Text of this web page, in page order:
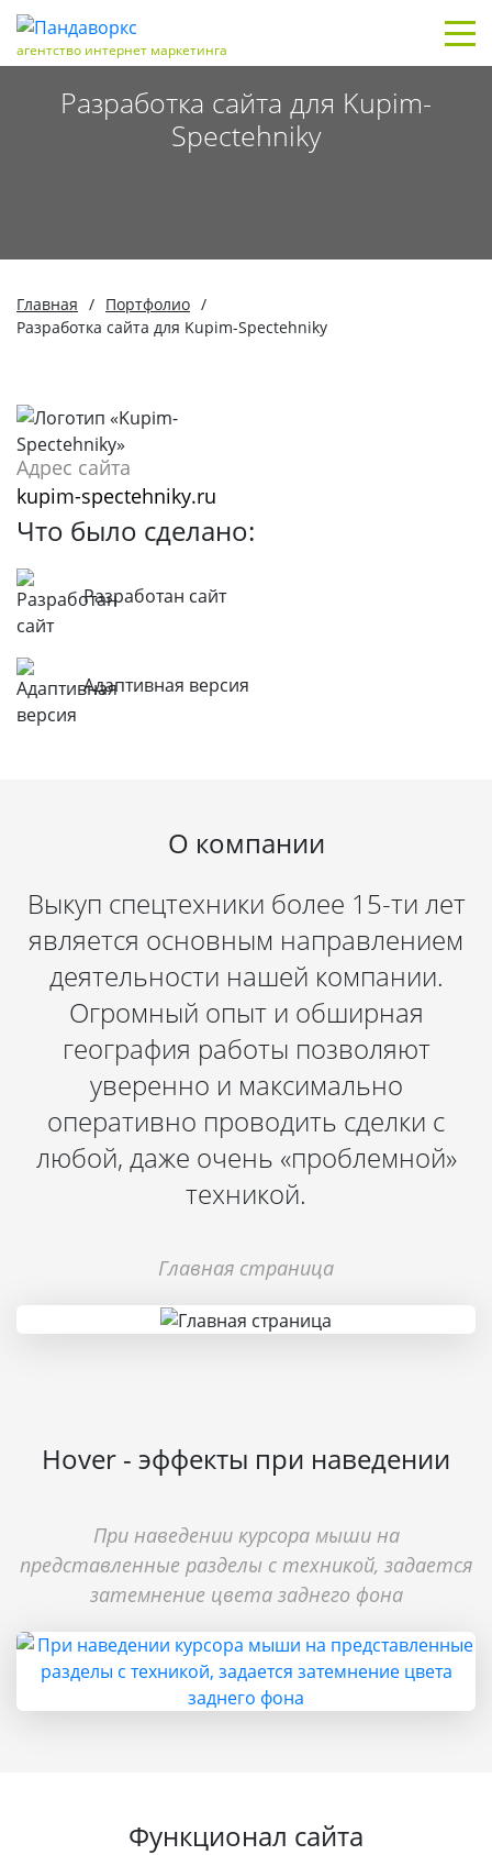
агентство интернет маркетинга
Разработка сайта для Kupim-
Spectehniky
Главная / Портфолио /
Разработка сайта для Kupim-Spectehniky
Адрес сайта
kupim-spectehniky.ru
Что было сделано:
Разработан сайт
Адаптивная версия
О компании
Выкуп спецтехники более 15-ти лет
является основным направлением
деятельности нашей компании.
Огромный опыт и обширная
география работы позволяют
уверенно и максимально
оперативно проводить сделки с
любой, даже очень «проблемной»
техникой.
Главная страница
Hover - эффекты при наведении
При наведении курсора мыши на
представленные разделы с техникой, задается
затемнение цвета заднего фона
Функционал сайта